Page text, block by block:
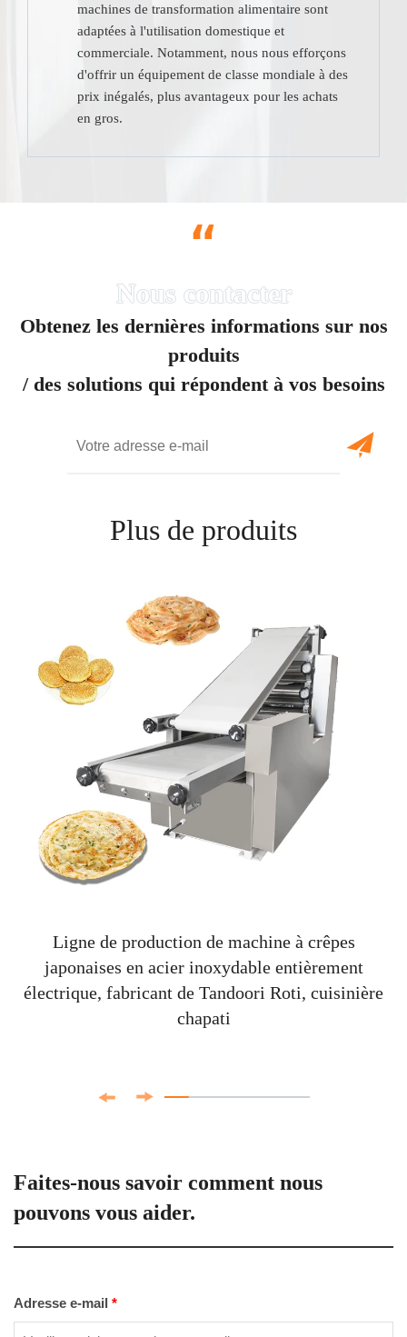
machines de transformation alimentaire sont
adaptées à l'utilisation domestique et
commerciale. Notamment, nous nous efforçons
d'offrir un équipement de classe mondiale à des
prix inégalés, plus avantageux pour les achats
en gros.
“
Obtenez les dernières informations sur nos
produits
/ des solutions qui répondent à vos besoins
Plus de produits
Ligne de production de machine à crêpes
japonaises en acier inoxydable entièrement
électrique, fabricant de Tandoori Roti, cuisinière
chapati
Faites-nous savoir comment nous
pouvons vous aider.
Adresse e-mail *